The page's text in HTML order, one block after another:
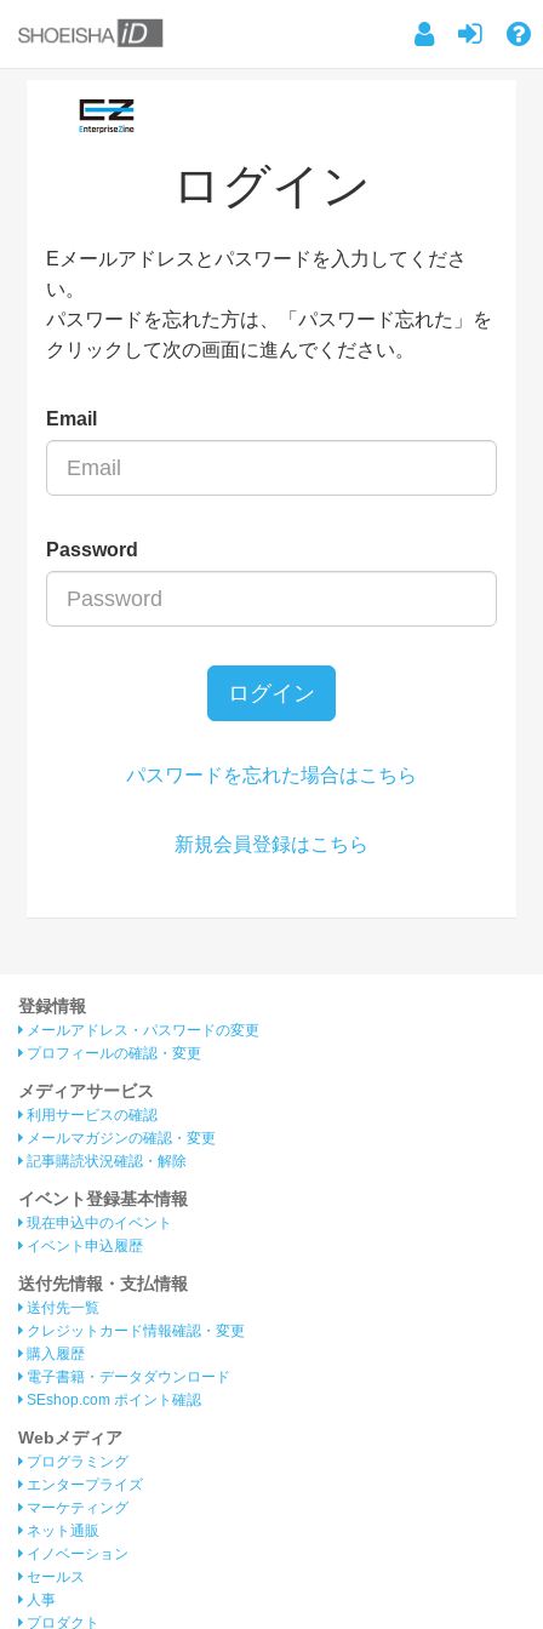
ログイン
Eメールアドレスとパスワードを入力してくださ
い。
パスワードを忘れた方は、「パスワード忘れた」を
クリックして次の画面に進んでください。
Email
Password
ログイン
パスワードを忘れた場合はこちら
新規会員登録はこちら
登録情報
メールアドレス・パスワードの変更
プロフィールの確認・変更
メディアサービス
利用サービスの確認
メールマガジンの確認・変更
記事購読状況確認・解除
イベント登録基本情報
現在申込中のイベント
イベント申込履歴
送付先情報・支払情報
送付先一覧
クレジットカード情報確認・変更
購入履歴
電子書籍・データダウンロード
SEshop.com ポイント確認
Webメディア
プログラミング
エンタープライズ
マーケティング
ネット通販
イノベーション
セールス
人事
プロダクト